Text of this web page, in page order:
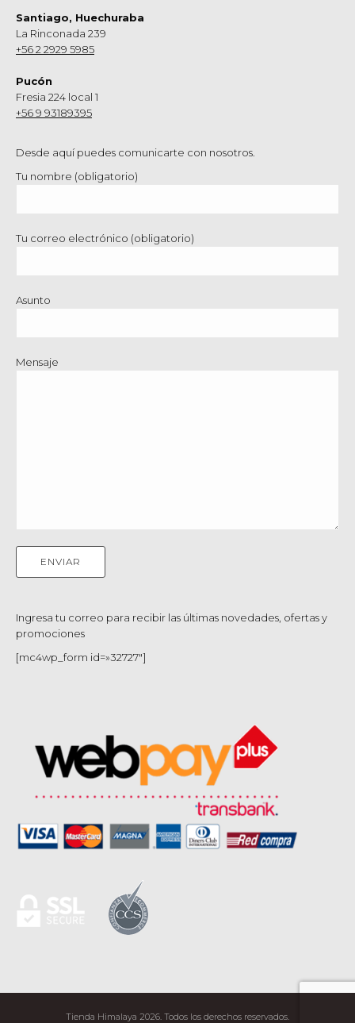
Santiago, Huechuraba
La Rinconada 239
+56 2 2929 5985
Pucón
Fresia 224 local 1
+56 9 93189395
Desde aquí puedes comunicarte con nosotros.
Tu nombre (obligatorio)
Tu correo electrónico (obligatorio)
Asunto
Mensaje
Ingresa tu correo para recibir las últimas novedades, ofertas y
promociones
[mc4wp_form id=»32727″]
Tienda Himalaya 2026. Todos los derechos reservados.